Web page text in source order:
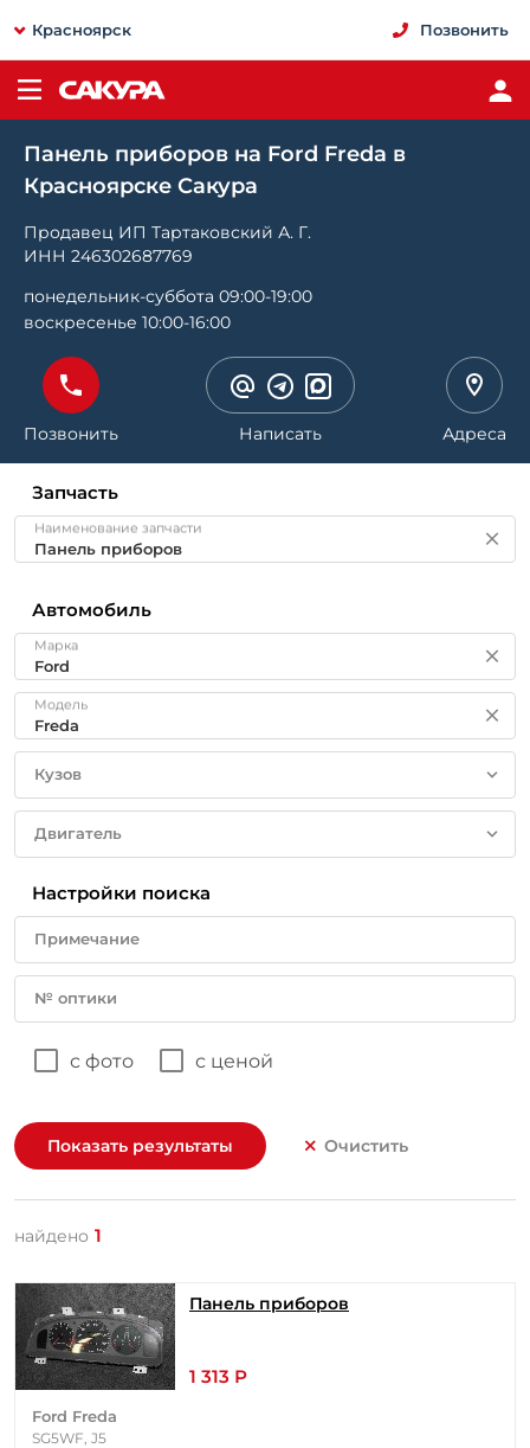
Красноярск Позвонить
Панель приборов на Ford Freda в
Красноярске Сакура
Продавец ИП Тартаковский А. Г.
ИНН 246302687769
понедельник-суббота 09:00-19:00
воскресенье 10:00-16:00
Позвонить Написать Адреса
Запчасть
Наименование запчасти
Автомобиль
Марка
Модель
Кузов
Двигатель
Настройки поиска
Примечание
№ оптики
с фото с ценой
Показать результаты Очистить
найдено 1
Панель приборов
1 313 Р
Ford Freda
SG5WF, J5